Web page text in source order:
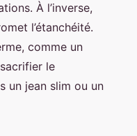
À l’inverse,
l’étanchéité.
comme un
le
un jean slim ou un